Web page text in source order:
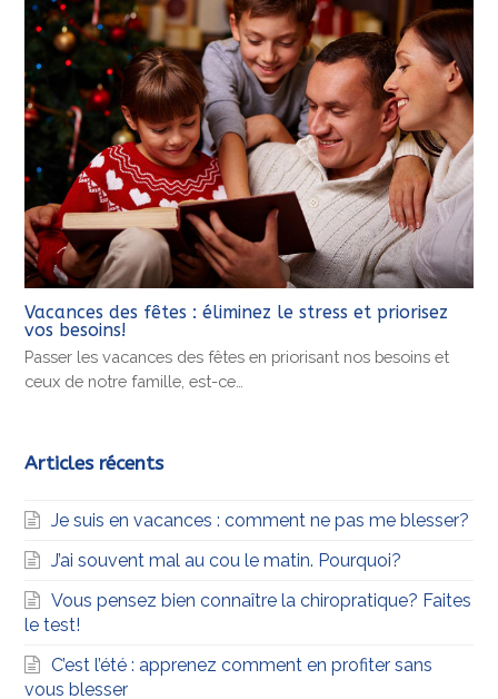
Vacances des fêtes : éliminez le stress et priorisez
vos besoins!
Passer les vacances des fêtes en priorisant nos besoins et
ceux de notre famille, est-ce…
Articles récents
Je suis en vacances : comment ne pas me blesser?
J’ai souvent mal au cou le matin. Pourquoi?
Vous pensez bien connaître la chiropratique? Faites
le test!
C’est l’été : apprenez comment en profiter sans
vous blesser